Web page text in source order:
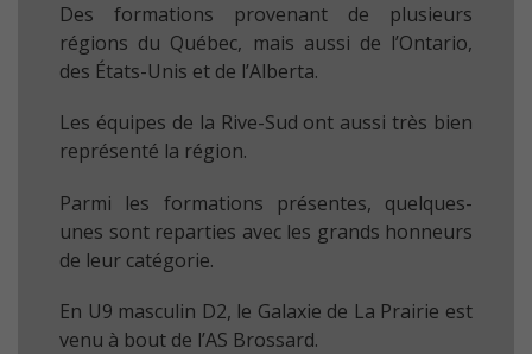
Des formations provenant de plusieurs
régions du Québec, mais aussi de l’Ontario,
des États-Unis et de l’Alberta.
Les équipes de la Rive-Sud ont aussi très bien
représenté la région.
Parmi les formations présentes, quelques-
unes sont reparties avec les grands honneurs
de leur catégorie.
En U9 masculin D2, le Galaxie de La Prairie est
venu à bout de l’AS Brossard.